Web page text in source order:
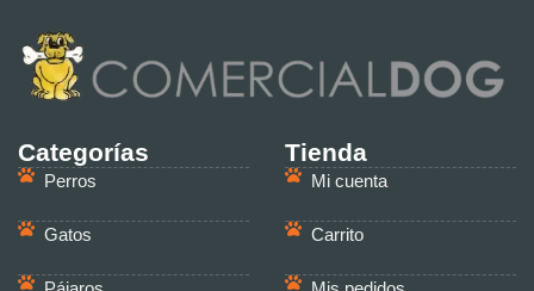
Categorías
Perros
Gatos
Tienda
Mi cuenta
Carrito